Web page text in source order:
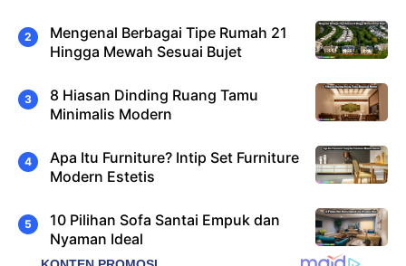
Mengenal Berbagai Tipe Rumah 21
Hingga Mewah Sesuai Bujet
8 Hiasan Dinding Ruang Tamu
Minimalis Modern
Apa Itu Furniture? Intip Set Furniture
Modern Estetis
10 Pilihan Sofa Santai Empuk dan
Nyaman Ideal